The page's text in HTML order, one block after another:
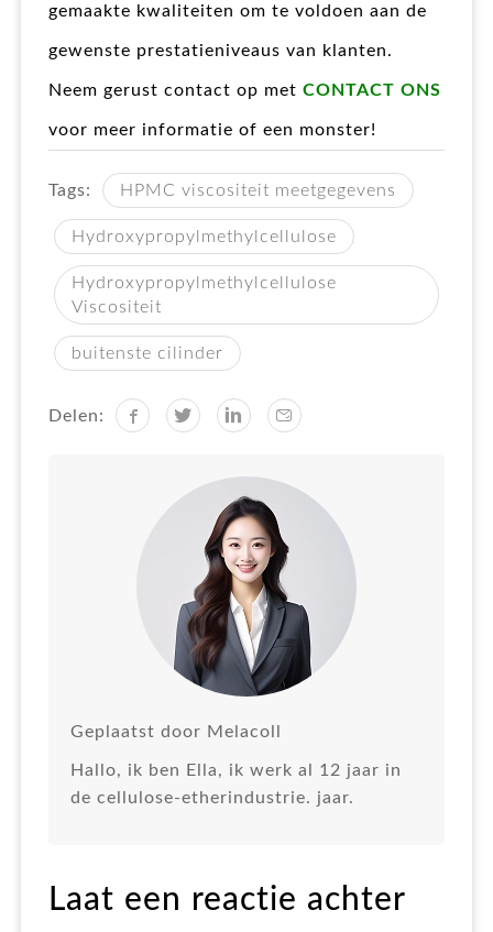
gemaakte kwaliteiten om te voldoen aan de
gewenste prestatieniveaus van klanten.
Neem gerust contact op met CONTACT ONS
voor meer informatie of een monster!
Tags: HPMC viscositeit meetgegevens
Hydroxypropylmethylcellulose
Hydroxypropylmethylcellulose
Viscositeit
buitenste cilinder
Delen:
Geplaatst door Melacoll
Hallo, ik ben Ella, ik werk al 12 jaar in
de cellulose-etherindustrie. jaar.
Laat een reactie achter